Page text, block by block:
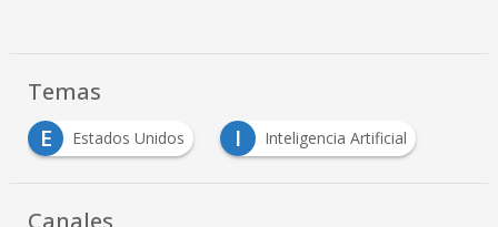
Temas
E
Estados Unidos I Inteligencia Artificial
Canales